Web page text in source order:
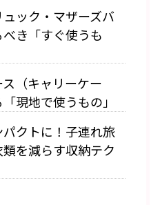
ック・マザーズバ
き「すぐ使うも
（キャリーケー
現地で使うもの」
クトに！子連れ旅
を減らす収納テク